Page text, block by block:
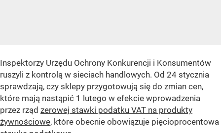
Inspektorzy Urzędu Ochrony Konkurencji i Konsumentów
ruszyli z kontrolą w sieciach handlowych. Od 24 stycznia
sprawdzają, czy sklepy przygotowują się do zmian cen,
które mają nastąpić 1 lutego w efekcie wprowadzenia
przez rząd zerowej stawki podatku VAT na produkty
żywnościowe, które obecnie obowiązuje pięcioprocentowa